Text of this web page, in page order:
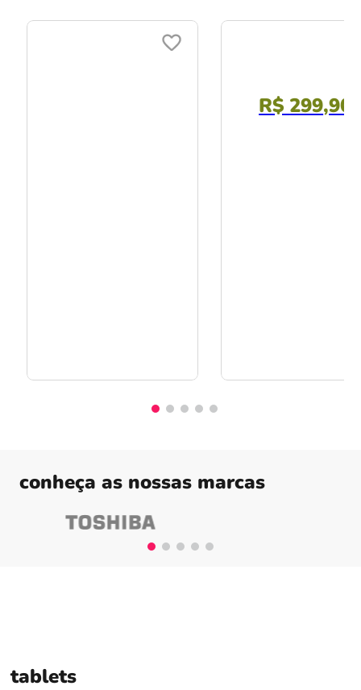
R$ 299,90
conheça as nossas marcas
tablets